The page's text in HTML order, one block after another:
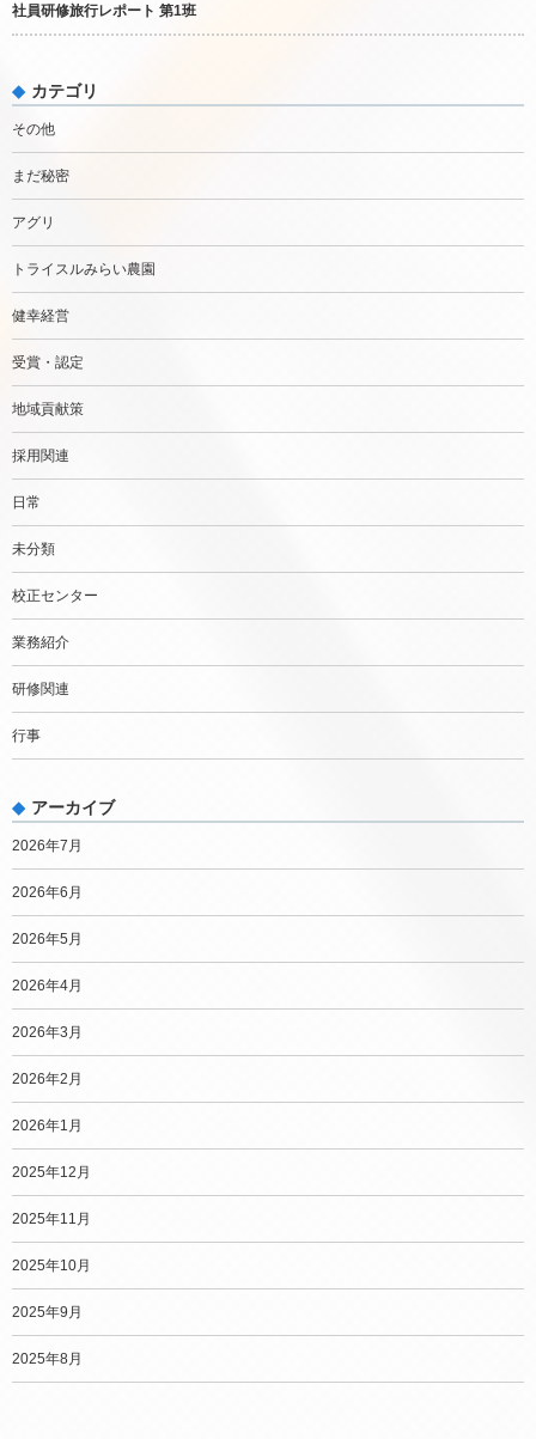
社員研修旅行レポート 第1班
カテゴリ
その他
まだ秘密
アグリ
トライスルみらい農園
健幸経営
受賞・認定
地域貢献策
採用関連
日常
未分類
校正センター
業務紹介
研修関連
行事
アーカイブ
2026年7月
2026年6月
2026年5月
2026年4月
2026年3月
2026年2月
2026年1月
2025年12月
2025年11月
2025年10月
2025年9月
2025年8月